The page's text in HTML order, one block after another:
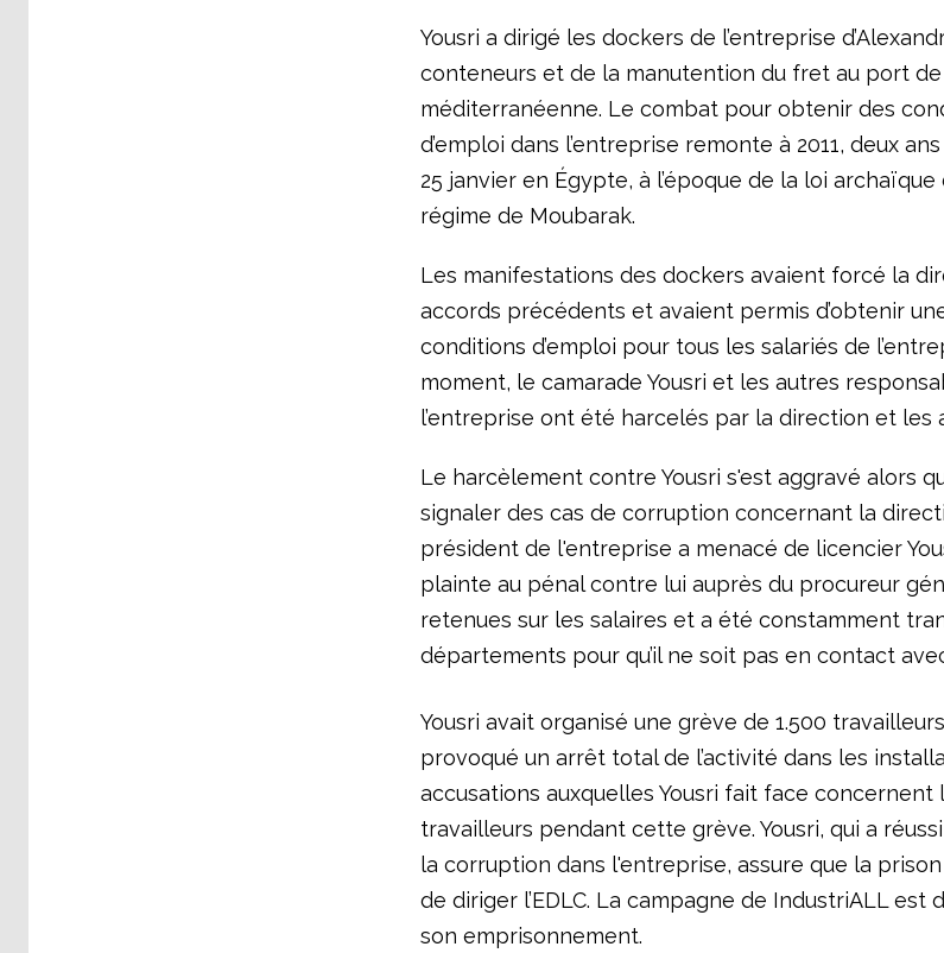
Yousri a dirigé les dockers de l’entreprise
conteneurs et de la manutention du fret au port
méditerranéenne. Le combat pour obtenir des
d’emploi dans l’entreprise remonte à 2011, deux
25 janvier en Égypte, à l’époque de la loi archaïque
régime de Moubarak.
Les manifestations des dockers avaient forcé la
accords précédents et avaient permis d’obtenir
conditions d’emploi pour tous les salariés de
moment, le camarade Yousri et les autres
l’entreprise ont été harcelés par la direction et les
Le harcèlement contre Yousri s'est aggravé alors
signaler des cas de corruption concernant la
président de l'entreprise a menacé de licencier
plainte au pénal contre lui auprès du procureur
retenues sur les salaires et a été constamment
départements pour qu’il ne soit pas en contact
Yousri avait organisé une grève de 1.500
provoqué un arrêt total de l’activité dans les
accusations auxquelles Yousri fait face concernent
travailleurs pendant cette grève. Yousri, qui a
la corruption dans l'entreprise, assure que la
de diriger l’EDLC. La campagne de IndustriALL est
son emprisonnement.